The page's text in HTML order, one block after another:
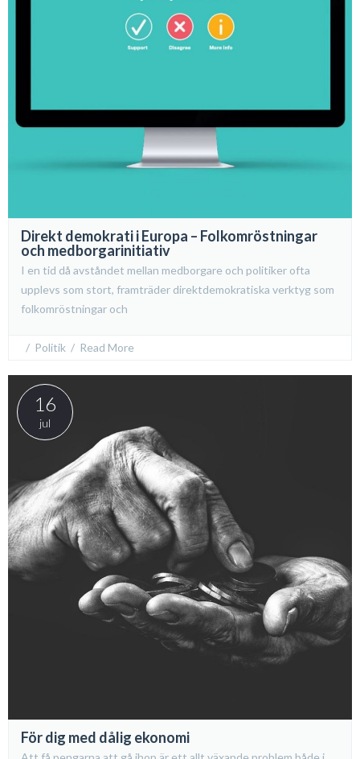
Direkt demokrati i Europa – Folkomröstningar
och medborgarinitiativ
I en tid då avståndet mellan medborgare och politiker ofta
upplevs som stort, framträder direktdemokratiska verktyg som
folkomröstningar och
  /
Politik
  /
Read More
16
jul
För dig med dålig ekonomi